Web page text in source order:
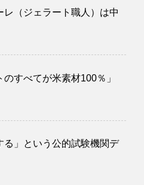
（ジェラート職人）は中
すべてが米素材100％」
る」という公的試験機関デ